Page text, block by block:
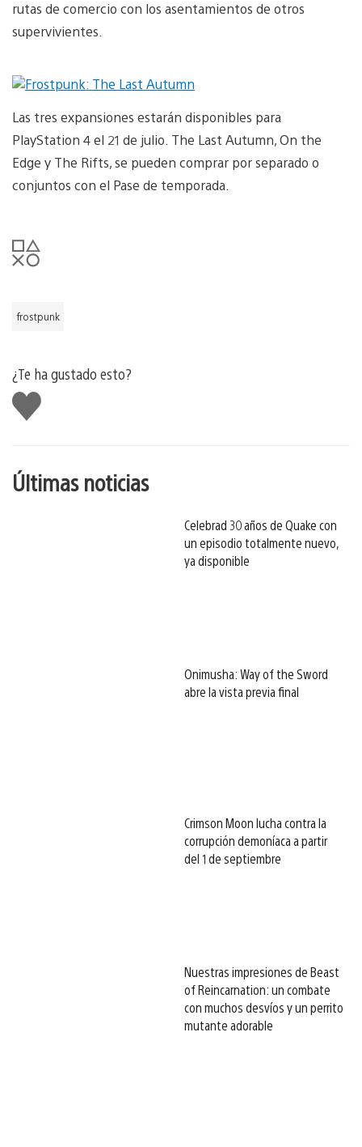
rutas de comercio con los asentamientos de otros
supervivientes.
Las tres expansiones estarán disponibles para
PlayStation 4 el 21 de julio. The Last Autumn, On the
Edge y The Rifts, se pueden comprar por separado o
conjuntos con el Pase de temporada.
frostpunk
¿Te ha gustado esto?
Me
gusta
esto
Últimas noticias
Celebrad 30 años de Quake con
un episodio totalmente nuevo,
ya disponible
Onimusha: Way of the Sword
abre la vista previa final
Crimson Moon lucha contra la
corrupción demoníaca a partir
del 1 de septiembre
Nuestras impresiones de Beast
of Reincarnation: un combate
con muchos desvíos y un perrito
mutante adorable